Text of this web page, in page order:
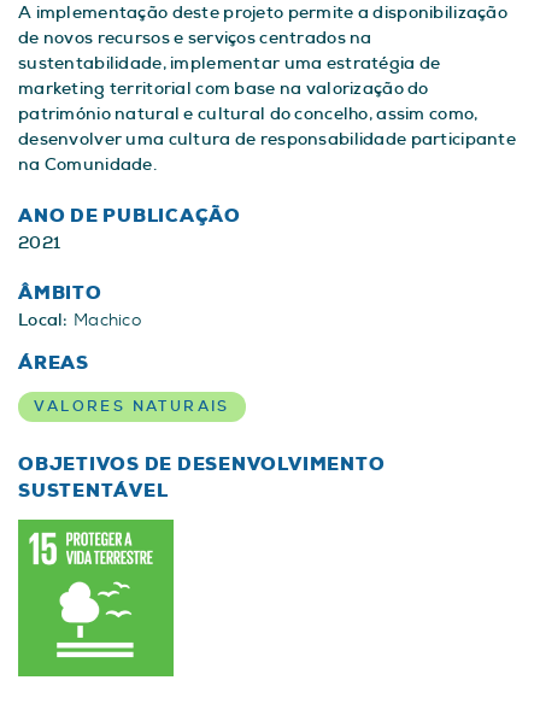
A implementação deste projeto permite a disponibilização
de novos recursos e serviços centrados na
sustentabilidade, implementar uma estratégia de
marketing territorial com base na valorização do
património natural e cultural do concelho, assim como,
desenvolver uma cultura de responsabilidade participante
na Comunidade.
ANO DE PUBLICAÇÃO
2021
ÂMBITO
Local: Machico
ÁREAS
VALORES NATURAIS
OBJETIVOS DE DESENVOLVIMENTO
SUSTENTÁVEL